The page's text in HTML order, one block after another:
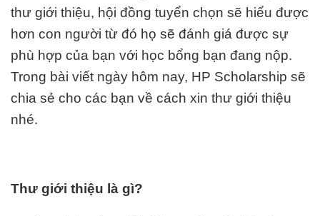
thư giới thiệu, hội đồng tuyển chọn sẽ hiểu được
hơn con người từ đó họ sẽ đánh giá được sự
phù hợp của bạn với học bổng bạn đang nộp.
Trong bài viết ngày hôm nay, HP Scholarship sẽ
chia sẻ cho các bạn về cách xin thư giới thiệu
nhé.
Thư giới thiệu là gì?